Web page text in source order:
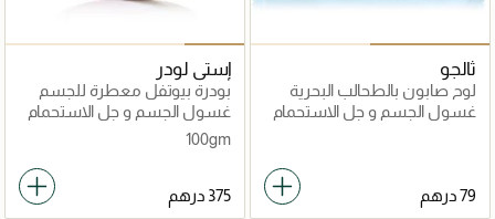
ثالجو
لوح صابون بالطحالب البحرية
مارين كير
غسول الجسم و جل الاستحمام
إستي لودر
بودرة بيوتفل معطرة للجسم
غسول الجسم و جل الاستحمام
100gm